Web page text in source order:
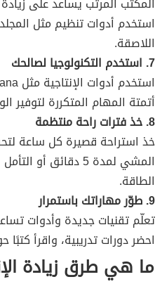
استخدم أدوات تنظيم مثل
اللاصقة.
7. استخدم التكنولوجيا لصالحك
استخدم أدوات الإنتاجية مثل Google Calendar، Slack، Asana.
أتمتة المهام المتكررة لتوفير
8. خذ فترات راحة منتظمة
خذ استراحة قصيرة كل ساعة
المشي لمدة 5 دقائق
الطاقة.
9. طوّر مهاراتك باستمرار
تعلّم تقنيات جديدة وأدوات
احضر دورات تدريبية، واقرأ كتبًا
ما هي طرق زيادة